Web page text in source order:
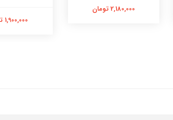
2,180,000 تومان
1,900,000 تومان